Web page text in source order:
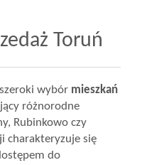
Toruń
wybór mieszkań
różnorodne
Rubinkowo czy
charakteryzuje się
do